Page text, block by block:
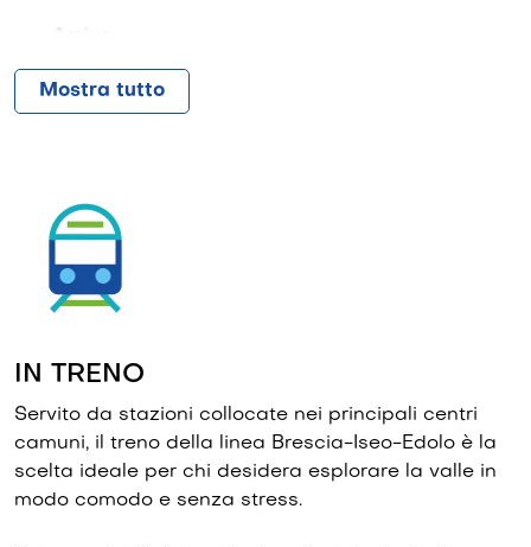
FNMAutoservizi
Mostra tutto
IN TRENO
Servito da stazioni collocate nei principali centri
camuni, il treno della linea Brescia-Iseo-Edolo è la
scelta ideale per chi desidera esplorare la valle in
modo comodo e senza stress.